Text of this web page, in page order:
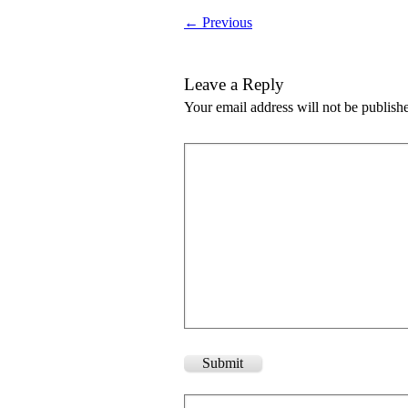
← Previous
Leave a Reply
Your email address will not be
Submit